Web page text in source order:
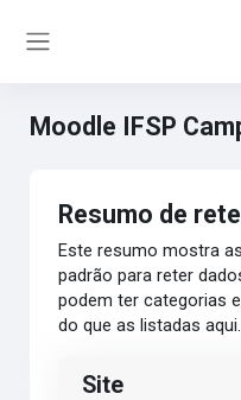
Moodle IFSP
Resumo de
Este resumo mostra
padrão para reter
podem ter categorias
do que as listadas aqui.
Site